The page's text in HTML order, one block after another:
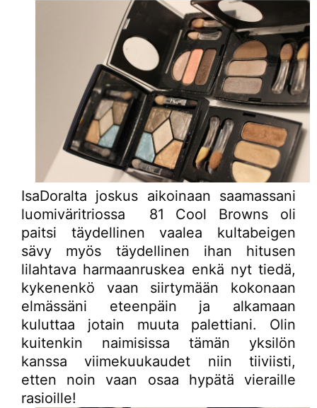
IsaDoralta joskus aikoinaan saamassani
luomiväritriossa 81 Cool Browns oli
paitsi täydellinen vaalea kultabeigen
sävy myös täydellinen ihan hitusen
lilahtava harmaanruskea enkä nyt tiedä,
kykenenkö vaan siirtymään kokonaan
elmässäni eteenpäin ja alkamaan
kuluttaa jotain muuta palettiani. Olin
kuitenkin naimisissa tämän yksilön
kanssa viimekuukaudet niin tiiviisti,
etten noin vaan osaa hypätä vieraille
rasioille!